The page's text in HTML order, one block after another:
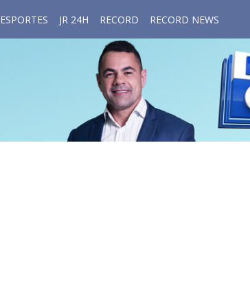
ESPORTES JR 24H RECORD RECORD NEWS